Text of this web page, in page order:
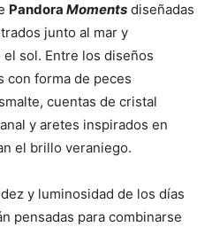
Pandora Moments diseñadas
junto al mar y
sol. Entre los diseños
con forma de peces
cuentas de cristal
y aretes inspirados en
el brillo veraniego.
y luminosidad de los días
pensadas para combinarse